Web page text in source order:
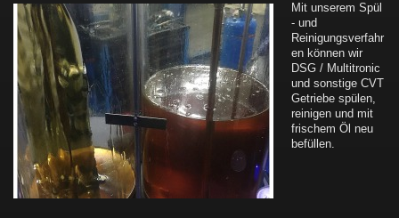
Mit unserem Spül
- und
Reinigungsverfahr
en können wir
DSG / Multitronic
und sonstige CVT
Getriebe spülen,
reinigen und mit
frischem Öl neu
befüllen.